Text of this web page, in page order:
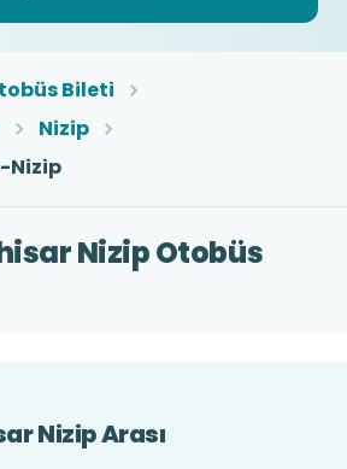
Bileti
Nizip
Nizip
Nizip Otobüs
Nizip Arası